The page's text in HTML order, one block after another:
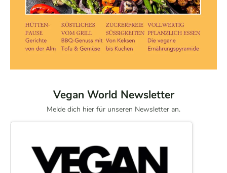
Vegan World Newsletter
Melde dich hier für unseren Newsletter an.